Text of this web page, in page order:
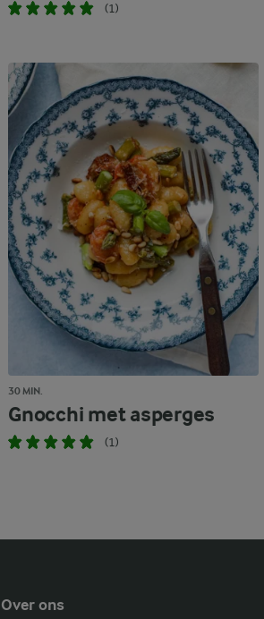
(1)
30 MIN.
Gnocchi met asperges
(1)
Over ons